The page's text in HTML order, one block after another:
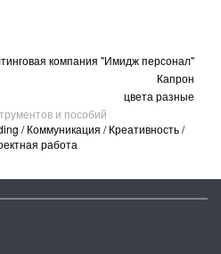
компания "Имидж персонал"
Капрон
цвета разные
и пособий
/ Коммуникация / Креативность /
работа